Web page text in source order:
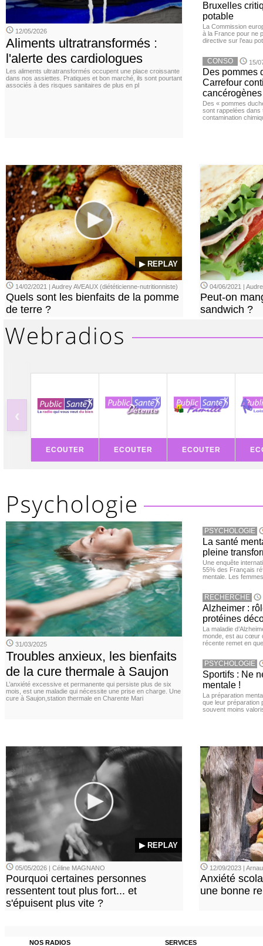
12/05/2026
Aliments ultratransformés :
l'alerte des cardiologues
Les aliments ultratransformés occupent une place croissante
dans nos assiettes. Pratiques et bon marché, ils sont pourtant
associés à des risques sanitaires de plus en pl
Bruxelles
potable
La Commission
à la France pour ne
directive sur l’eau
CONSO 15/
Des pommes
Carrefour
cancérogènes
Des « pommes
sont rappelées dans
contamination
▶ REPLAY
14/02/2021 | Audrey AVEAUX (diététicienne-nutritionniste)
Quels sont les bienfaits de la pomme
de terre ?
04/06/2021 |
Peut-on
sandwich ?
‹
ECOUTER ECOUTER ECOUTER
31/03/2025
Troubles anxieux, les bienfaits
de la cure thermale à Saujon
L’anxiété excessive et permanente qui persiste plus de six
mois, est une maladie qui nécessite une prise en charge. Une
cure à Saujon,station thermale en Charente Mari
PSYCHOLOGIE
La santé
pleine
Une enquête
55% des Français
mentale. Les
RECHERCHE
Alzheimer :
protéines
La maladie
monde, est au cœur
récente remet en
PSYCHOLOGIE
Sportifs : Ne
mentale !
La préparation
que leur préparation
souvent moins
▶ REPLAY
05/05/2026 | Céline MAGNANO
Pourquoi certaines personnes
ressentent tout plus fort... et
s'épuisent plus vite ?
12/09/2023 |
Anxiété
une bonne
NOS RADIOS SERVICES